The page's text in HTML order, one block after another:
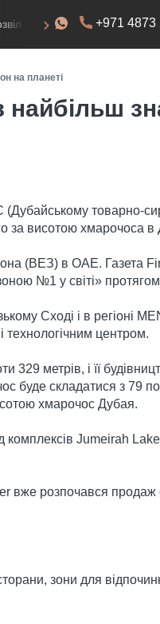
на проживання+971 4873
на планеті
найбільш
(Дубайському товарно-
за висотою хмарочоса в
(ВЕЗ) в ОАЕ. Газета
№1 у світі»
Сході і в регіоні
центром.
329 метрів, і її
буде складатися з 79
хмарочос Дубая.
Jumeirah
вже розпочався
зони для